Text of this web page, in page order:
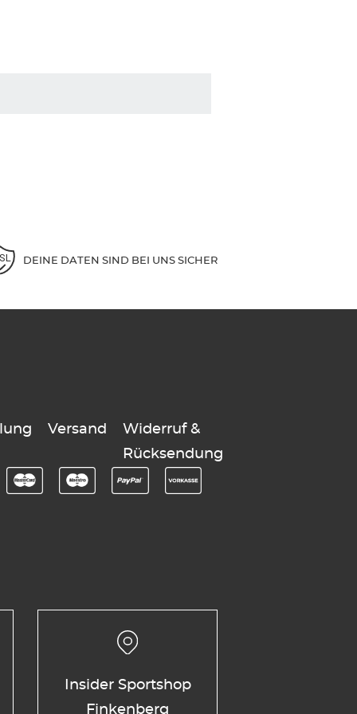
DEINE DATEN SIND BEI UNS SICHER
Versand
Widerruf &
Rücksendung
Insider Sportshop
Finkenberg